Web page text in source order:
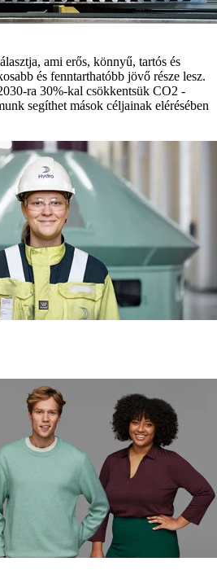
ami erős, könnyű, tartós és
és fenntarthatóbb jövő része lesz.
ra 30%-kal csökkentsük CO2 -
segíthet mások céljainak elérésében